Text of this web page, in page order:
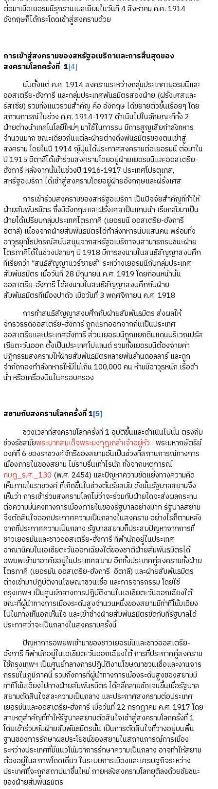
ต่อมาเมื่อเยอรมนีรุกรานเบลเยียมในวันที่ 4 สิงหาคม ค.ศ. 1914
อังกฤษก็ได้กระโดดเข้าสู่สงครามด้วย
การเข้าสู่สงครามของสหรัฐอเมริกาและการสิ้นสุดของ
สงครามโลกครั้งที่ 1[4]
นับตั้งแต่ ค.ศ. 1914 สงครามระหว่างกลุ่มประเทศเยอรมนีและ
ออสเตรีย-ฮังการี และกลุ่มประเทศพันธมิตรสองฝ่าย (ฝรั่งเศสและ
รัสเซีย) รวมทั้งแนวร่วมสำคัญ คือ อังกฤษ ได้ขยายตัวขึ้นเรื่อยๆ โดย
สถานการณ์ในช่วง ค.ศ. 1914-1917 ดำเนินไปในลักษณะที่ทั้ง 2
ฝ่ายต่างนำเทคโนโลยีใหม่ๆ มาใช้ในการรบ มีการสูญเสียกำลังทหาร
จำนวนมาก ขณะเดียวกันแต่ละฝ่ายต่างดึงพันธมิตรของตนเข้าสู่
สงคราม โดยในปี 1914 ญี่ปุ่นได้ประกาศสงครามต่อเยอรมนี ต่อมาใน
ปี 1915 อิตาลีได้เข้าร่วมสงครามโดยอยู่ฝ่ายเยอรมนีและออสเตรีย-
ฮังการี หลังจากนั้นในช่วงปี 1916-1917 ประเทศโปรตุเกส,
สหรัฐอเมริกา ได้เข้าสู่สงครามโดยอยู่ฝ่ายอังกฤษและฝรั่งเศส
การเข้าร่วมสงครามของสหรัฐอเมริกา เป็นปัจจัยสำคัญที่ทำให้
ฝ่ายสัมพันธมิตร ซึ่งมีอังกฤษและฝรั่งเศสเป็นแกนนำ เริ่มกลับมาเป็น
ฝ่ายได้เปรียบกลุ่มประเทศไตรภาคี (เยอรมนี ออสเตรีย-ฮังการี
อิตาลี) เนื่องจากฝ่ายสัมพันธมิตรได้กำลังทหารนับแสนคน พร้อมทั้ง
อาวุธยุทโธปกรณ์สนับสนุนจากสหรัฐอเมริกาจนสามารถรบชนะฝ่าย
ไตรภาคีได้ในช่วงปลายๆ ปี 1918 มีการลงนามในสนธิสัญญาสงบศึก
ที่เรียกว่า “สนธิสัญญาแวร์ซายส์” ระหว่างเยอรมนีกับกลุ่มประเทศ
สัมพันธมิตร เมื่อวันที่ 28 มิถุนายน ค.ศ. 1919 โดยก่อนหน้านั้น
ออสเตรีย-ฮังการี ได้ลงนามในสนธิสัญญาสงบศึกกับฝ่าย
สัมพันธมิตรที่เมืองปาดัว เมื่อวันที่ 3 พฤศจิกายน ค.ศ. 1918
การทำสนธิสัญญาสงบศึกกับฝ่ายสัมพันธมิตร ส่งผลให้
จักรวรรดิออสเตรีย-ฮังการี ถูกแยกออกจากกันเป็นประเทศ
ออสเตรียและประเทศฮังการี ส่วนเยอรมนีถูกแยกดินแดนบริเวณปรัส
เซียตะวันออก ตั้งเป็นประเทศโปแลนด์ รวมทั้งเยอรมนีต้องจ่ายค่า
ปฏิกรรมสงครามให้ฝ่ายสัมพันธมิตรหลายพันล้านดอลลาร์ และถูก
จำกัดกองกำลังทหารให้มีไม่เกิน 100,000 คน ห้ามมีอาวุธหนัก เรือดำ
น้ำ หรือเครื่องบินในครอบครอง
สยามกับสงครามโลกครั้งที่ 1[5]
ช่วงเวลาที่สงครามโลกครั้งที่ 1 อุบัติขึ้นและดำเนินไปนั้น ตรงกับ
ช่วงรัชสมัยพระบาทสมเด็จพระมงกุฎเกล้าเจ้าอยู่หัว : พระมหากษัตริย์
องค์ที่ 6 ของราชวงศ์จักรีของสยามอันเป็นช่วงที่สถานการณ์ทางการ
เมืองภายในของสยาม ไม่ราบรื่นเท่าไรนัก ทั้งจากเหตุการณ์
กบฏ_ร.ศ._130 (พ.ศ. 2454) และปัญหาความขัดแย้งทางความคิด
เห็นภายในราชวงศ์ ที่เกิดขึ้นในช่วงต้นรัชสมัย ดังนั้นรัฐบาลสยามจึง
เห็นว่า การเข้าร่วมสงครามโลกไม่ว่าจะร่วมกับฝ่ายใดจะส่งผลกระทบ
ต่อความมั่นคงทางการเมืองภายในของรัฐบาลอย่างมาก รัฐบาลสยาม
จึงตัดสินใจออกประกาศความเป็นกลางในสงคราม อย่างไรก็ตามหลัง
จากที่ประกาศความเป็นกลาง รัฐบาลสยามก็ประสบปัญหาจากการที่
ชาวเยอรมันและชาวออสเตรีย-ฮังการี ที่พำนักอยู่ในประเทศ
อาณานิคมในเอเชียตะวันออกเฉียงใต้ของชาติฝ่ายสัมพันธมิตรได้
อพยพเข้ามาอาศัยอยู่ในประเทศสยาม อีกทั้งประเทศคู่สงครามทั้งฝ่าย
ไตรภาคี (เยอรมัน ออสเตรีย-ฮังการี อิตาลี) และฝ่ายสัมพันธมิตร
ต่างเข้ามาปฏิบัติงานโฆษณาชวนเชื่อ และการจารกรรม โดยใช้
กรุงเทพฯ เป็นศูนย์กลางการปฏิบัติงานในเอเชียตะวันออกเฉียงใต้
ขณะที่ผู้นำทางการเมืองระดับสูงจำนวนหนึ่งของสยามมีท่าทีโน้มเอียง
ไปในทางเห็นอกเห็นใจ และเข้าข้างฝ่ายสัมพันธมิตรขัดกับที่รัฐบาลได้
ประกาศว่าจะเป็นกลางในสงครามครั้งนี้
ปัญหาการอพยพเข้ามาของชาวเยอรมันและชาวออสเตรีย-
ฮังการี ที่พำนักอยู่ในเอเชียตะวันออกเฉียงใต้ การที่ประกาศคู่สงคราม
ใช้กรุงเทพฯ เป็นศูนย์กลางการปฏิบัติงานโฆษณาชวนเชื่อและงานจาร
กรรมในภูมิภาคนี้ รวมถึงการที่ผู้นำทางการเมืองระดับสูงของสยามมี
ท่าทีโน้มเอียงไปทางฝ่ายสัมพันธมิตร ได้คลี่คลายชัดเจนขึ้นเมื่อรัฐบาล
สยามตัดสินใจสละความเป็นกลาง และประกาศสงครามต่อประเทศ
เยอรมันและออสเตรีย-ฮังการี เมื่อวันที่ 22 กรกฎาคม ค.ศ. 1917 โดย
สาเหตุสำคัญที่ทำให้รัฐบาลสยามตัดสินใจเข้าสู่สงครามโลกครั้งที่ 1
โดยเข้าร่วมกับฝ่ายสัมพันธมิตรนั้น เป็นการตัดสินใจที่วางอยู่บนพื้น
ฐานของการรักษาผลประโยชน์ของสยามในสถานการณ์การเมือง
ระหว่างประเทศที่มีแนวโน้มว่าการรักษาความเป็นกลาง อาจทำให้สยาม
ต้องอยู่ในสภาพโดดเดี่ยว ในระบบการเมืองและเศรษฐกิจระหว่าง
ประเทศที่จะถูกสถาปนาขึ้นใหม่ ภายหลังสงครามโลกยุติลงด้วยชัยชนะ
ของฝ่ายสัมพันธมิตร